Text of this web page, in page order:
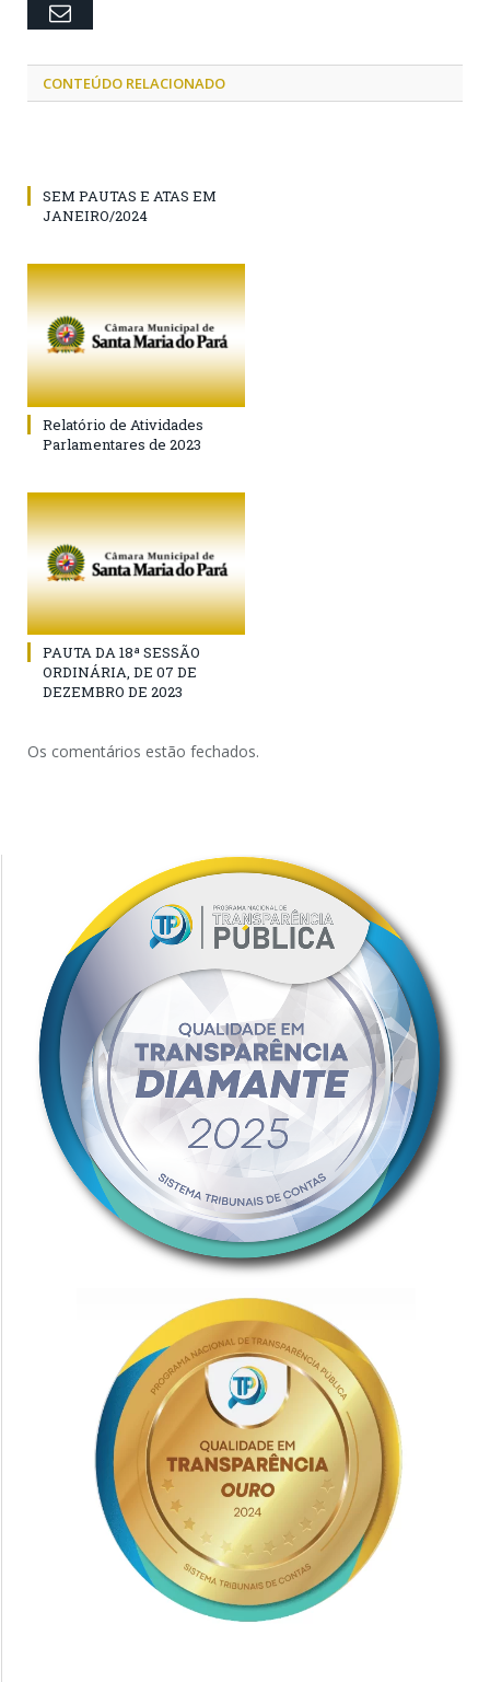
Email
CONTEÚDO RELACIONADO
SEM PAUTAS E ATAS EM
JANEIRO/2024
Relatório de Atividades
Parlamentares de 2023
PAUTA DA 18ª SESSÃO
ORDINÁRIA, DE 07 DE
DEZEMBRO DE 2023
Os comentários estão fechados.